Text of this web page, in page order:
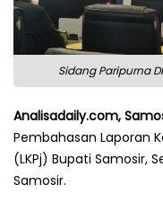
Sidang Paripurna
Analisadaily.com,
Pembahasan Laporan
(LKPj) Bupati Samosir,
Samosir.